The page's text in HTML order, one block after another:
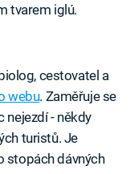
tvarem iglú.
cestovatel a
webu. Zaměřuje se
nejezdí - někdy
turistů. Je
stopách dávných